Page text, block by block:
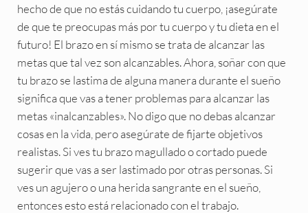
hecho de que no estás cuidando tu cuerpo, ¡asegúrate
de que te preocupas más por tu cuerpo y tu dieta en el
futuro! El brazo en sí mismo se trata de alcanzar las
metas que tal vez son alcanzables. Ahora, soñar con que
tu brazo se lastima de alguna manera durante el sueño
significa que vas a tener problemas para alcanzar las
metas «inalcanzables». No digo que no debas alcanzar
cosas en la vida, pero asegúrate de fijarte objetivos
realistas. Si ves tu brazo magullado o cortado puede
sugerir que vas a ser lastimado por otras personas. Si
ves un agujero o una herida sangrante en el sueño,
entonces esto está relacionado con el trabajo.